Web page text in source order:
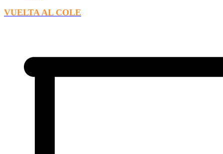
VUELTA AL COLE